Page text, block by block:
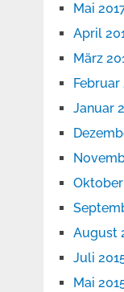
Mai
April
März
Februar
Januar
August
Juli
Mai